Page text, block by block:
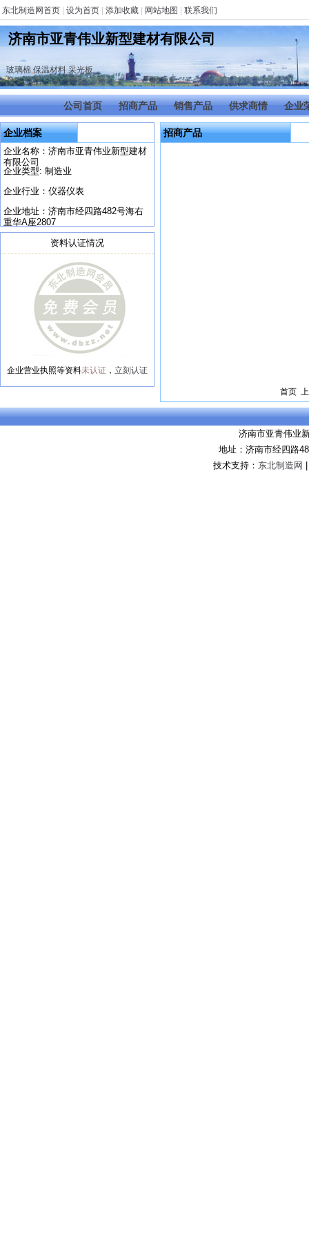
东北制造网首页 设为首页 添加收藏 网站地图 联系我们
济南市亚青伟业新型建材有限公司
玻璃棉,保温材料,采光板
公司首页 招商产品 销售产品 供求商情 企业
企业档案
企业名称：济南市亚青伟业新型建材
有限公司
企业类型: 制造业
企业行业：仪器仪表
企业地址：济南市经四路482号海右
重华A座2807
资料认证情况
企业营业执照等资料未认证 ， 立刻认证
招商产品
首页
济南市亚青伟业
地址：济南市经四路
技术支持： 东北制造网